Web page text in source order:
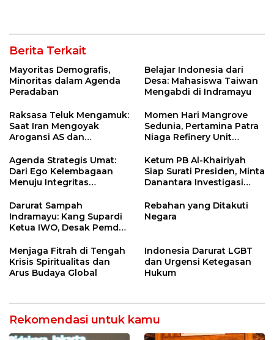
Berita Terkait
Mayoritas Demografis,
Minoritas dalam Agenda
Peradaban
Belajar Indonesia dari
Desa: Mahasiswa Taiwan
Mengabdi di Indramayu
Raksasa Teluk Mengamuk:
Saat Iran Mengoyak
Arogansi AS dan
Momen Hari Mangrove
Sedunia, Pertamina Patra
Niaga Refinery Unit
Ketahanan Pesisir
Indramayu melalui Aksi
Nyata dan Inovasi
Berkelanjutan
Agenda Strategis Umat:
Dari Ego Kelembagaan
Menuju Integritas
Ketum PB Al-Khairiyah
Siap Surati Presiden, Minta
Danantara Investigasi
Darurat Sampah
Indramayu: Kang Supardi
Ketua IWO, Desak Pemda
demi Bekuk Pembuang
Sampah Liar!
Rebahan yang Ditakuti
Negara
Menjaga Fitrah di Tengah
Krisis Spiritualitas dan
Arus Budaya Global
Indonesia Darurat LGBT
dan Urgensi Ketegasan
Hukum
Rekomendasi untuk kamu